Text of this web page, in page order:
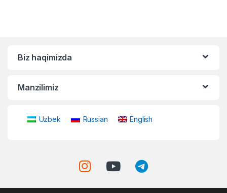
Biz haqimizda
Manzilimiz
Uzbek Russian English